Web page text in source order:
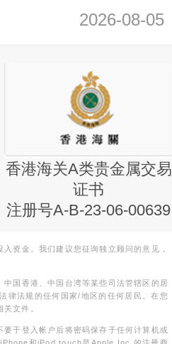
2026-08-05
香港海关A类贵金属交易
证书
注册号A-B-23-06-00639
资金。我们建议您征询独立顾问的意见，
国香港、中国台湾等某些司法管辖区的居
律法规的任何国家/地区的任何居民。在您
文件。
于登入帐户后将密码保存于任何计算机或